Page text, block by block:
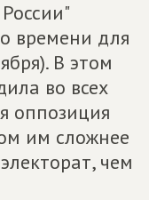
времени для
В этом
во всех
оппозиция
им сложнее
чем